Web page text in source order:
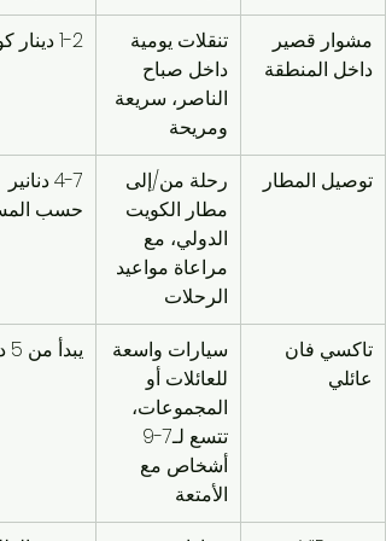
مشوار قصير
داخل المنطقة
تنقلات يومية
داخل صباح
الناصر، سريعة
ومريحة
1-2 دينار كويتي
توصيل المطار
رحلة من/إلى
مطار الكويت
الدولي، مع
مراعاة مواعيد
الرحلات
4-7 دنانير
حسب
تاكسي فان
عائلي
سيارات واسعة
للعائلات أو
المجموعات،
أشخاص مع
الأمتعة
يبدأ من 5 دنانير